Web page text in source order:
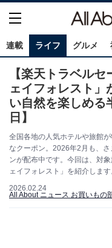
連載 ライフ グルメ
【楽天トラベル
ェイフォレスト」
い自然を楽しめる
日】
全国各地の人気ホテルや旅館
なクーポン。2026年2月も、
ンが配布中です。今回は、対
ェイフォレスト」を紹介しま
2026.02.24
All About ニュース お買いもの